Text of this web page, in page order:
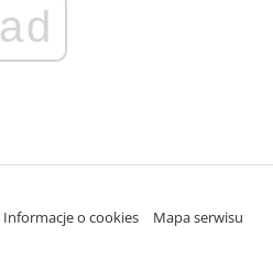
ad
Informacje o cookies
Mapa serwisu